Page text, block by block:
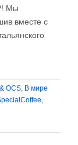
Мы
вместе с
OCS В мире